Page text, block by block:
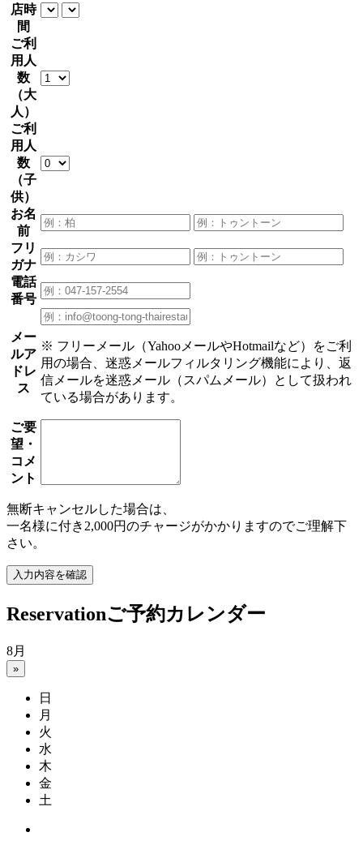
店時
間
ご利
用人
数
（大
人）
ご利
用人
数
（子
供）
お名
前
フリ
ガナ
電話
番号
メー
ルア
ドレ
ス
※ フリーメール（YahooメールやHotmailなど）をご利
用の場合、迷惑メールフィルタリング機能により、返
信メールを迷惑メール（スパムメール）として扱われ
ている場合があります。
ご要
望・
コメ
ント
無断キャンセルした場合は、
一名様に付き2,000円のチャージがかかりますのでご理解下
さい。
Reservationご予約カレンダー
8月
»
日
月
火
水
木
金
土